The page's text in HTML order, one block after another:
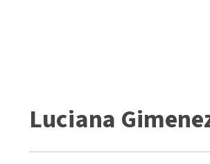
Luciana